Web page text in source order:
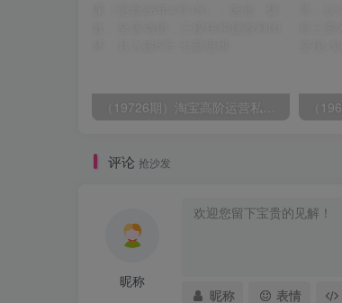
（19726期）淘宝高阶运营私家课（更新26年4月18）：选品、爆款、全店动销，三模块构建盈利闭环，月入破5万
评论 抢沙发
昵称
昵称 表情